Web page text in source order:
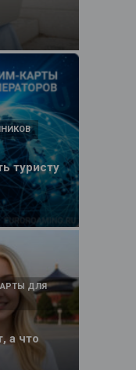
туристу
а что
ДЛЯ